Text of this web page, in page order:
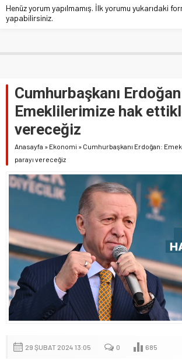
Henüz yorum yapılmamış. İlk yorumu yukarıdaki
yapabilirsiniz.
Cumhurbaşkanı
Emeklilerimize hak
vereceğiz
Anasayfa » Ekonomi » Cumhurbaşkanı Erdoğan:
parayı vereceğiz
29 ŞUBAT 2024 13:05 0 685